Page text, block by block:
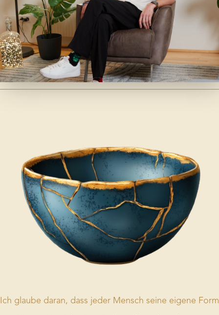
Ich glaube daran, dass jeder Mensch seine eigene Form